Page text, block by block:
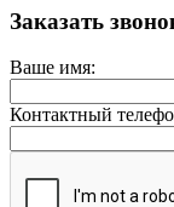
Заказать
Ваше имя:
Контактный